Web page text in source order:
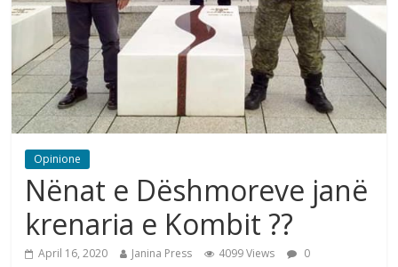
Opinione
Nënat e Dëshmoreve janë
krenaria e Kombit ??
April 16, 2020 Janina Press 4099 Views
0